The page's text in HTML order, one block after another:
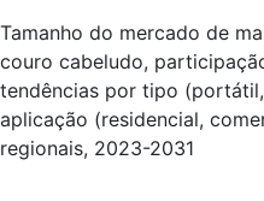
Tamanho do mercado de
couro cabeludo,
tendências por tipo
aplicação (residencial,
regionais, 2023-2031